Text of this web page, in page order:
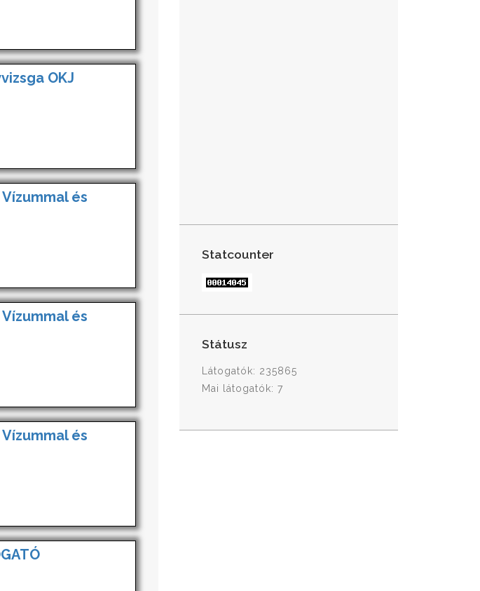
OKJ
és
és
és
Statcounter
Státusz
Látogatók: 235865
Mai látogatók: 7